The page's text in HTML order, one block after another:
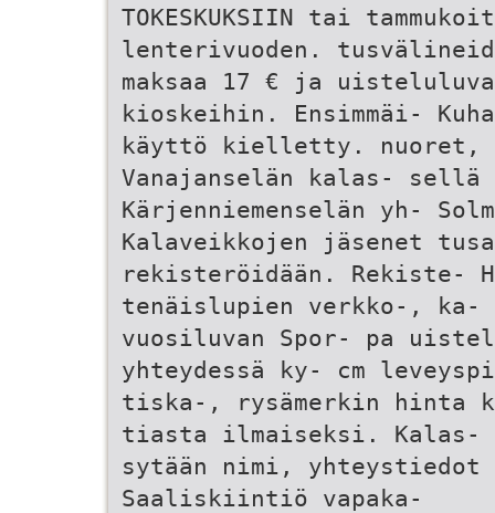
TOKESKUKSIIN tai
lenterivuoden.
maksaa 17 € ja
kioskeihin. Ensimmäi-
käyttö kielletty. nuoret,
Vanajanselän kalas-
Kärjenniemenselän yh-
Kalaveikkojen jäsenet
rekisteröidään. Rekiste-
tenäislupien verkko-, ka-
vuosiluvan Spor- pa
yhteydessä ky- cm
tiska-, rysämerkin hinta
tiasta ilmaiseksi. Kalas-
sytään nimi,
Saaliskiintiö vapaka-